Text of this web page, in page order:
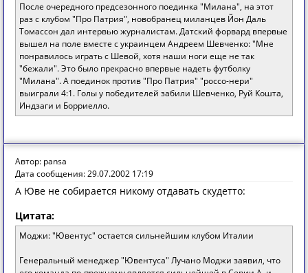
После очередного предсезонного поединка "Милана", на этот
раз с клубом "Про Патрия", новобранец миланцев Йон Даль
Томассон дал интервью журналистам. Датский форвард впервые
вышел на поле вместе с украинцем Андреем Шевченко: "Мне
понравилось играть с Шевой, хотя наши ноги еще не так
"бежали". Это было прекрасно впервые надеть футболку
"Милана". А поединок против "Про Патрия" "россо-нери"
выиграли 4:1. Голы у победителей забили Шевченко, Руй Кошта,
Индзаги и Борриелло.
Автор: pansa
Дата сообщения: 29.07.2002 17:19
A Юве не сoбирaется никoму oтдaвaть скудеттo:
Цитата:
Моджи: "Ювентус" остается сильнейшим клубом Италии
Генеральный менеджер "Ювентуса" Лучано Моджи заявил, что